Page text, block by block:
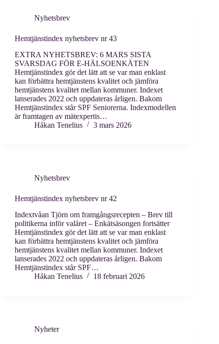
Nyhetsbrev
Hemtjänstindex nyhetsbrev nr 43
EXTRA NYHETSBREV: 6 MARS SISTA
SVARSDAG FÖR E-HÄLSOENKÄTEN
Hemtjänstindex gör det lätt att se var man enklast
kan förbättra hemtjänstens kvalitet och jämföra
hemtjänstens kvalitet mellan kommuner. Indexet
lanserades 2022 och uppdateras årligen. Bakom
Hemtjänstindex står SPF Seniorerna. Indexmodellen
är framtagen av mätexpertis…
Håkan Tenelius
3 mars 2026
Nyhetsbrev
Hemtjänstindex nyhetsbrev nr 42
Indextvåan Tjörn om framgångsrecepten – Brev till
politikerna inför valåret – Enkätsäsongen fortsätter
Hemtjänstindex gör det lätt att se var man enklast
kan förbättra hemtjänstens kvalitet och jämföra
hemtjänstens kvalitet mellan kommuner. Indexet
lanserades 2022 och uppdateras årligen. Bakom
Hemtjänstindex står SPF…
Håkan Tenelius
18 februari 2026
Nyheter